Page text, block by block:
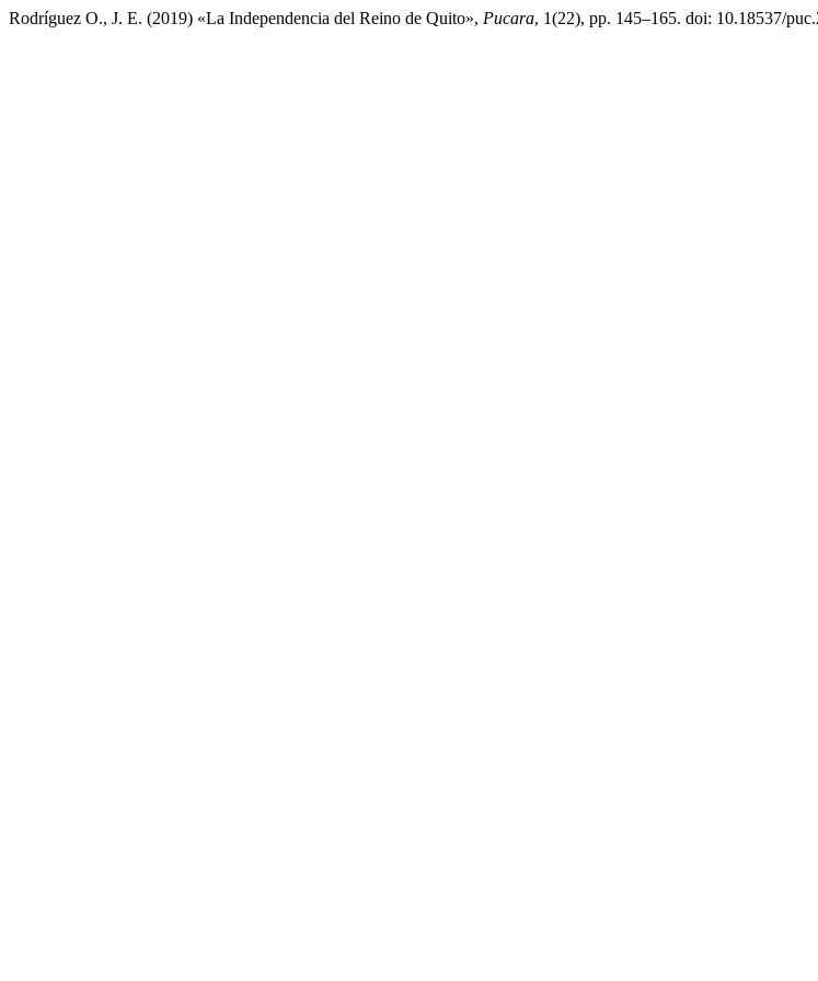
Rodríguez O., J. E. (2019) «La Independencia del Reino de Quito», Pucara, 1(22), pp. 145–165. doi: 10.18537/